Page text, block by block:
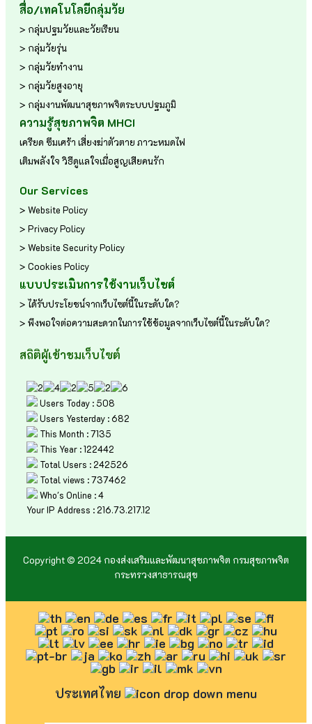
สื่อ/เทคโนโลยีกลุ่มวัย
> กลุ่มปฐมวัยและวัยเรียน
> กลุ่มวัยรุ่น
> กลุ่มวัยทำงาน
> กลุ่มวัยสูงอายุ
> กลุ่มงานพัฒนาสุขภาพจิตระบบปฐมภูมิ
ความรู้สุขภาพจิต MHCI
เครียด ซึมเศร้า เสี่ยงฆ่าตัวตาย ภาวะหมดไฟ
เติมพลังใจ วิธีดูแลใจเมื่อสูญเสียคนรัก
Our Services
> Website Policy
> Privacy Policy
> Website Security Policy
> Cookies Policy
แบบประเมินการใช้งานเว็บไซต์
> ได้รับประโยชน์จากเว็บไซต์นี้ในระดับใด?
> พึงพอใจต่อความสะดวกในการใช้ข้อมูลจากเว็บไซต์นี้ในระดับใด?
สถิติผู้เข้าชมเว็บไซต์
Users Today : 508
Users Yesterday : 682
This Month : 7135
This Year : 122442
Total Users : 242526
Total views : 737462
Who's Online : 4
Your IP Address : 216.73.217.12
Copyright © 2024 กองส่งเสริมและพัฒนาสุขภาพจิต กรมสุขภาพจิต
กระทรวงสาธารณสุข
ประเทศไทย